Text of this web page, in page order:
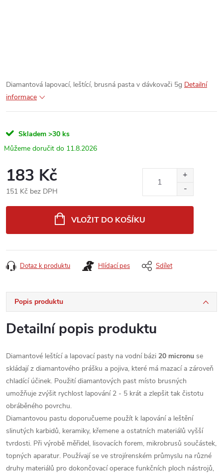
Diamantová lapovací, leštící, brusná pasta v dávkovači 5g Detailní
informace
Skladem >30 ks
11.8.2026
183 Kč
151 Kč bez DPH
VLOŽIT DO KOŠÍKU
Dotaz k produktu Hlídací pes Sdílet
Popis produktu
Detailní popis produktu
Diamantové leštící a lapovací pasty na vodní bázi 20 micronu se
skládají z diamantového prášku a pojiva, které má mazací a zároveň
chladící účinek. Použití diamantových past místo brusných
umožňuje zvýšit rychlost lapování 2 - 5 krát a zlepšit tak čistotu
obráběného povrchu.
Diamantovou pastu doporučueme použít k lapování a leštění
slinutých karbidů, keramiky, křemene a ostatních materiálů vyšší
tvrdosti. Při výrobě měřidel, lisovacích forem, mikrobrusů součástek,
topných aparatur. Používají se ve strojírenském průmyslu na různé
druhy materiálů pro dokončovací operace funkčních ploch nástrojů,